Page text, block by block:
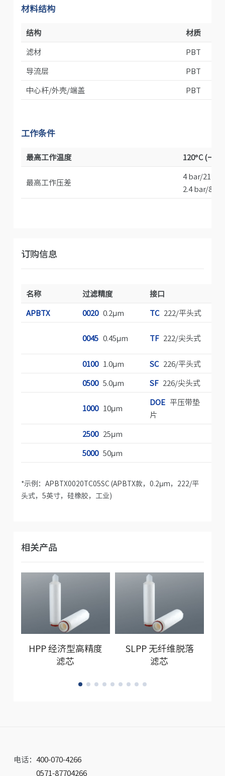
材料结构
结构
材质
滤材
PBT
导流层
PBT
中心杆/外壳/端盖
PBT
工作条件
最高工作温度 120°C (一周)
最高工作压差
4 bar/21°C
2.4 bar/80°C
订购信息
名称 过滤精度 接口
APBTX
00200.2µm TC222/平头式
00450.45µm TF222/尖头式
01001.0µm SC226/平头式
05005.0µm SF226/尖头式
100010µm
DOE平压带垫
片
250025µm
500050µm
*示例：APBTX0020TC05SC (APBTX款，0.2µm，222/平
头式，5英寸，硅橡胶，工业)
相关产品
HPP 经济型高精度
滤芯
SLPP 无纤维脱落
滤芯
电话： 400-070-4266
0571-87704266